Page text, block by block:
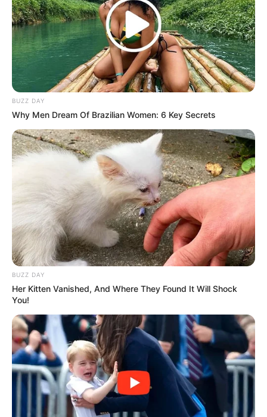
LIHAT ARTIKEL LAINNYA
BLACKPINK IVE
BUZZ DAY
Why Men Dream Of Brazilian Women: 6 Key Secrets
BUZZ DAY
Her Kitten Vanished, And Where They Found It Will Shock
You!